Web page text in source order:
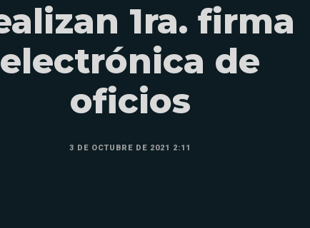
1ra. firma
electrónica de
oficios
3 DE OCTUBRE DE 2021 2:11